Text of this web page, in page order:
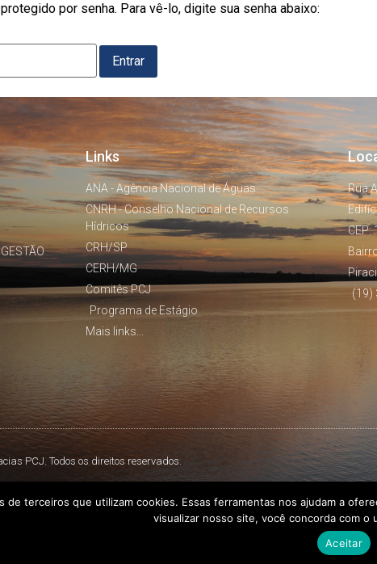
por senha. Para vê-lo, digite sua senha abaixo:
Links
ANA - Agência Nacional de Águas
CNRH - Conselho Nacional de Recursos
Hídricos
CRH/SP
CERH/MG
Comitês PCJ
Programa de Estágio
Mais links...
Rua
CEP:
(19)
PCJ. Todos os direitos reservados.
de terceiros que utilizam cookies. Essas ferramentas nos ajudam a
visualizar nosso site, você concorda com o
Aceitar